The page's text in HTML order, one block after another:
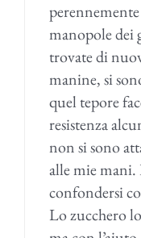
perennemente
manopole dei
trovate di
manine, si
quel tepore
resistenza
non si sono
alle mie mani.
confondersi
Lo zucchero